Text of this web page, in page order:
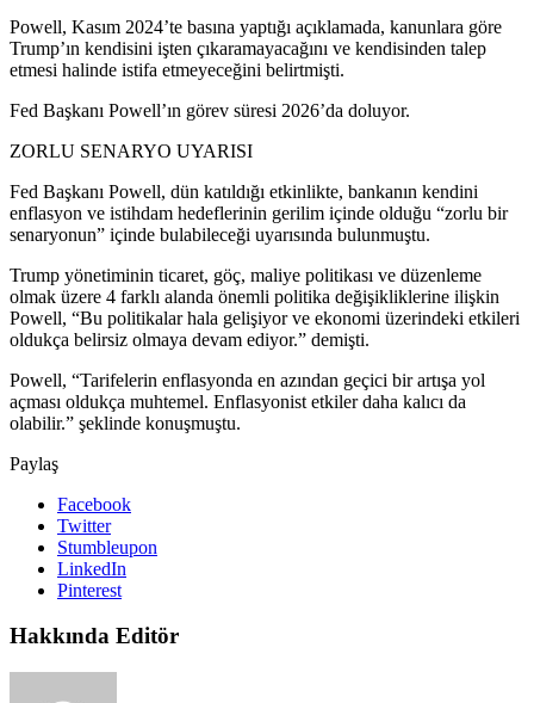
Powell, Kasım 2024’te basına yaptığı açıklamada, kanunlara göre
Trump’ın kendisini işten çıkaramayacağını ve kendisinden talep
etmesi halinde istifa etmeyeceğini belirtmişti.
Fed Başkanı Powell’ın görev süresi 2026’da doluyor.
ZORLU SENARYO UYARISI
Fed Başkanı Powell, dün katıldığı etkinlikte, bankanın kendini
enflasyon ve istihdam hedeflerinin gerilim içinde olduğu “zorlu bir
senaryonun” içinde bulabileceği uyarısında bulunmuştu.
Trump yönetiminin ticaret, göç, maliye politikası ve düzenleme
olmak üzere 4 farklı alanda önemli politika değişikliklerine ilişkin
Powell, “Bu politikalar hala gelişiyor ve ekonomi üzerindeki etkileri
oldukça belirsiz olmaya devam ediyor.” demişti.
Powell, “Tarifelerin enflasyonda en azından geçici bir artışa yol
açması oldukça muhtemel. Enflasyonist etkiler daha kalıcı da
olabilir.” şeklinde konuşmuştu.
Paylaş
Facebook
Twitter
Stumbleupon
LinkedIn
Pinterest
Hakkında Editör